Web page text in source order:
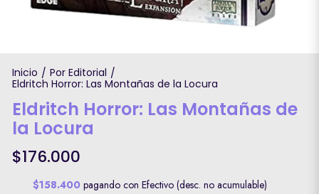
Inicio / Por Editorial /
Eldritch Horror: Las Montañas de la Locura
Eldritch Horror: Las Montañas de
la Locura
$176.000
$158.400 pagando con Efectivo (desc. no acumulable)